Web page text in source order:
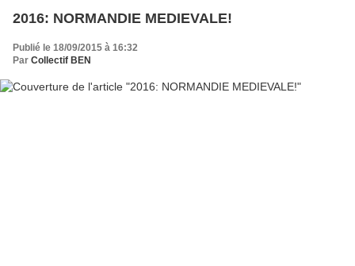
2016: NORMANDIE MEDIEVALE!
Publié le 18/09/2015 à 16:32
Par Collectif BEN